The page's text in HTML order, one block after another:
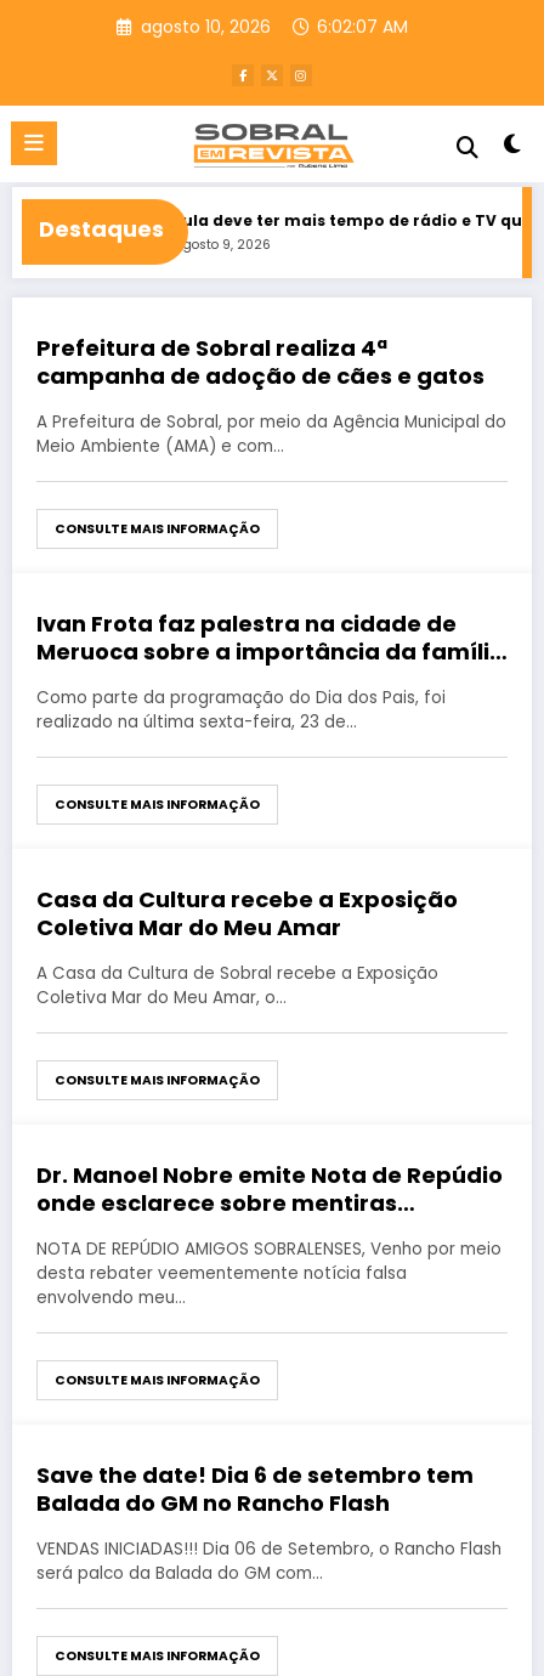
agosto 10, 2026 6:02:09 AM
Destaques
Lula deve ter mais tempo de rádio e TV que Flávio
agosto 9, 2026
agosto 28, 2019
Prefeitura de Sobral realiza 4ª
campanha de adoção de cães e gatos
A Prefeitura de Sobral, por meio da Agência Municipal do
Meio Ambiente (AMA) e com…
CONSULTE MAIS INFORMAÇÃO
agosto 28, 2019
Ivan Frota faz palestra na cidade de
Meruoca sobre a importância da família
Como parte da programação do Dia dos Pais, foi
realizado na última sexta-feira, 23 de…
CONSULTE MAIS INFORMAÇÃO
agosto 28, 2019
Casa da Cultura recebe a Exposição
Coletiva Mar do Meu Amar
A Casa da Cultura de Sobral recebe a Exposição
Coletiva Mar do Meu Amar, o…
CONSULTE MAIS INFORMAÇÃO
agosto 27, 2019
Dr. Manoel Nobre emite Nota de Repúdio
onde esclarece sobre mentiras
nas cidades de Sobral e Coreaú
NOTA DE REPÚDIO AMIGOS SOBRALENSES, Venho por meio
desta rebater veementemente notícia falsa
envolvendo meu…
CONSULTE MAIS INFORMAÇÃO
agosto 27, 2019
Save the date! Dia 6 de setembro tem
Balada do GM no Rancho Flash
VENDAS INICIADAS!!! Dia 06 de Setembro, o Rancho Flash
será palco da Balada do GM com…
CONSULTE MAIS INFORMAÇÃO